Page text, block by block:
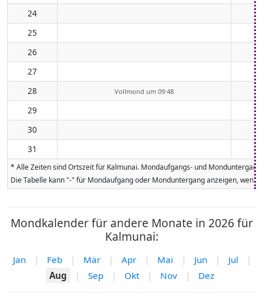
24
25
26
27
28
Vollmond um 09:48
29
30
31
* Alle Zeiten sind Ortszeit für Kalmunai. Mondaufgangs- und
Die Tabelle kann "-" für Mondaufgang oder Monduntergang anzeigen,
Mondkalender für andere Monate in 2026 für
Kalmunai:
Jan | Feb | Mär | Apr | Mai | Jun | Jul
|
Aug
| Sep | Okt | Nov | Dez